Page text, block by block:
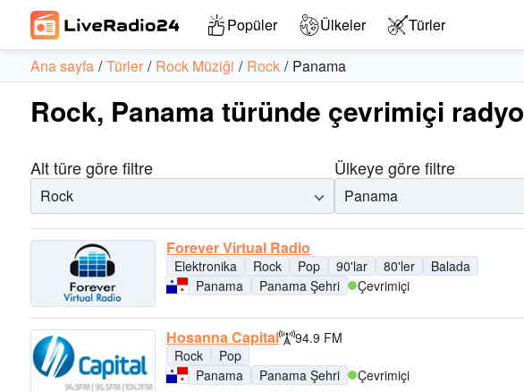
Popüler Ülkeler Türler
Ana sayfa Türler Rock Müziği Rock Panama
Rock, Panama türünde çevrimiçi radyo
Alt türe göre filtre
Rock
Ülkeye göre filtre
Panama
Forever Virtual Radio
Elektronika Rock Pop 90'lar 80'ler
Balada
Panama
Panama Şehri Çevrimiçi
Hosanna Capital
94.9 FM
Rock
Pop
Panama
Panama Şehri Çevrimiçi